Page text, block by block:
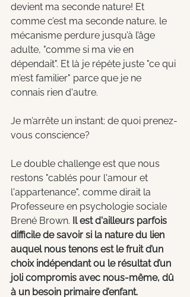
devient ma seconde nature! Et
comme c’est ma seconde nature, le
mécanisme perdure jusqu’à l’âge
adulte, "comme si ma vie en
dépendait". Et là je répète juste "ce qui
m’est familier" parce que je ne
connais rien d'autre.
Je m’arrête un instant: de quoi prenez-
vous conscience?
Le double challenge est que nous
restons "cablés pour l'amour et
l'appartenance", comme dirait la
Professeure en psychologie sociale
Brené Brown. Il est d'ailleurs parfois
difficile de savoir si la nature du lien
auquel nous tenons est le fruit d’un
choix indépendant ou le résultat d’un
joli compromis avec nous-même, dû
à un besoin primaire d’enfant.